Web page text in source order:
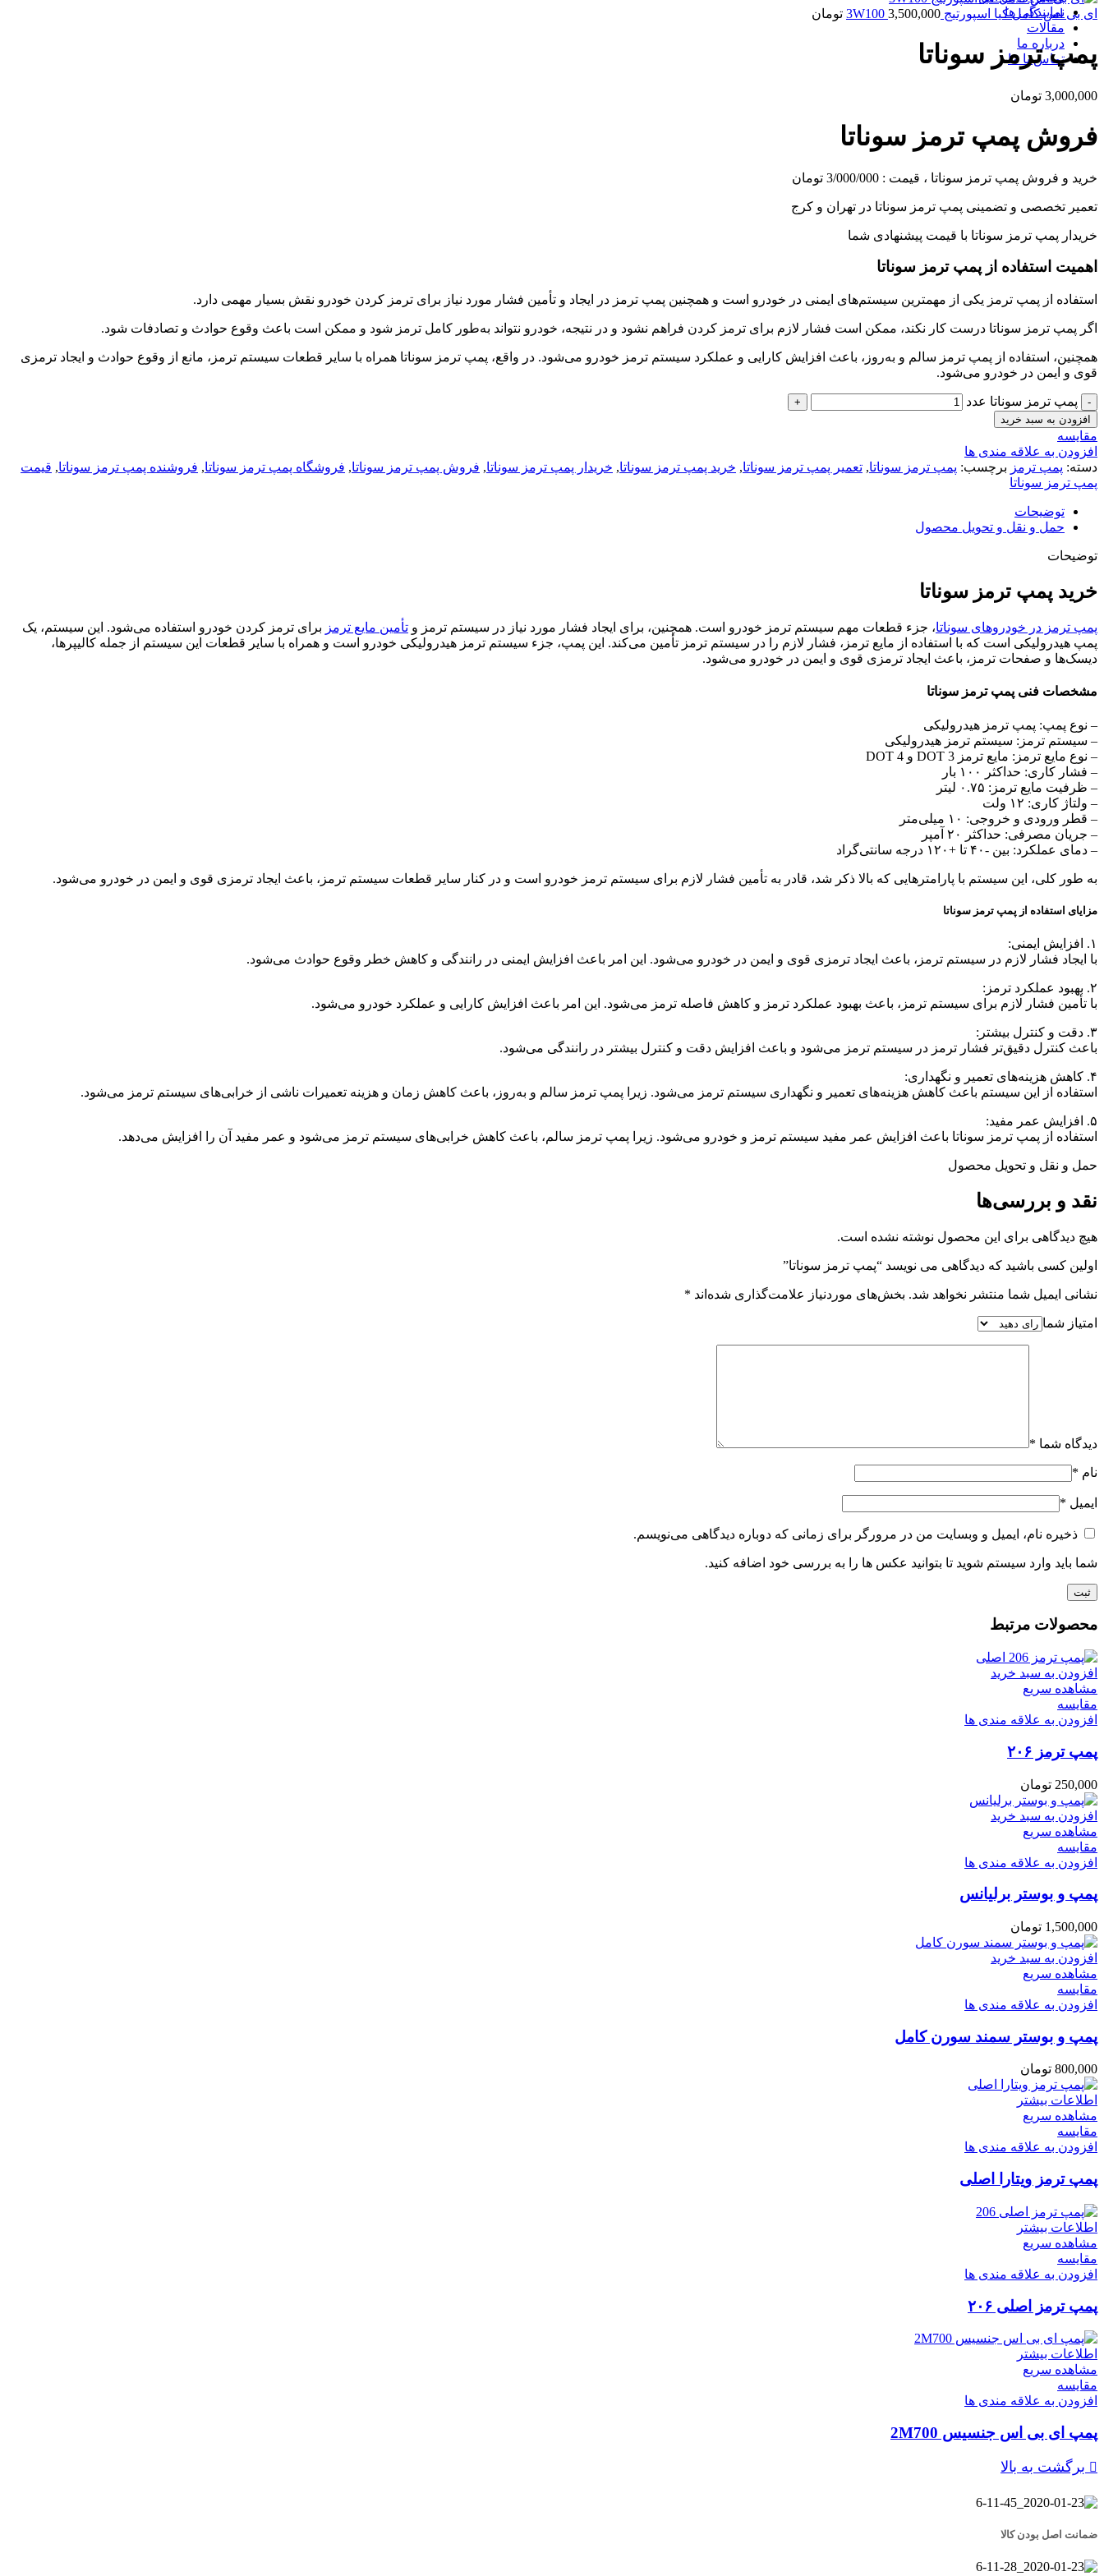
نمایندگی ها
مقالات
درباره ما
تماس با ما
ای بی اس کامل کیا اسپورتیج 3W100 3,500,000 تومان
پمپ ترمز سوناتا
3,000,000 تومان
فروش پمپ ترمز سوناتا
خرید و فروش پمپ ترمز سوناتا ، قیمت : 3/000/000 تومان
تعمیر تخصصی و تضمینی پمپ ترمز سوناتا در تهران و کرج
خریدار پمپ ترمز سوناتا با قیمت پیشنهادی شما
اهمیت استفاده از پمپ ترمز سوناتا
استفاده از پمپ ترمز یکی از مهمترین سیستم‌های ایمنی در خودرو است و همچنین پمپ ترمز در ایجاد و تأمین فشار مورد نیاز برای ترمز کردن خودرو نقش بسیار مهمی دارد.
اگر پمپ ترمز سوناتا درست کار نکند، ممکن است فشار لازم برای ترمز کردن فراهم نشود و در نتیجه، خودرو نتواند به‌طور کامل ترمز شود و ممکن است باعث وقوع حوادث و تصادفات شود.
همچنین، استفاده از پمپ ترمز سالم و به‌روز، باعث افزایش کارایی و عملکرد سیستم ترمز خودرو می‌شود. در واقع، پمپ ترمز سوناتا همراه با سایر قطعات سیستم ترمز، مانع از وقوع حوادث و ایجاد ترمزی
قوی و ایمن در خودرو می‌شود.
پمپ ترمز سوناتا عدد
افزودن به سبد خرید
مقایسه
افزودن به علاقه مندی ها
دسته: پمپ ترمز برچسب: پمپ ترمز سوناتا, تعمیر پمپ ترمز سوناتا, خرید پمپ ترمز سوناتا, خریدار پمپ ترمز سوناتا, فروش پمپ ترمز سوناتا, فروشگاه پمپ ترمز سوناتا, فروشنده پمپ ترمز سوناتا, قیمت
پمپ ترمز سوناتا
توضیحات
حمل و نقل و تحویل محصول
توضیحات
خرید پمپ ترمز سوناتا
پمپ ترمز در خودروهای سوناتا، جزء قطعات مهم سیستم ترمز خودرو است. همچنین، برای ایجاد فشار مورد نیاز در سیستم ترمز و تأمین مایع ترمز برای ترمز کردن خودرو استفاده می‌شود. این سیستم، یک
پمپ هیدرولیکی است که با استفاده از مایع ترمز، فشار لازم را در سیستم ترمز تأمین می‌کند. این پمپ، جزء سیستم ترمز هیدرولیکی خودرو است و همراه با سایر قطعات این سیستم از جمله کالیپر‌ها،
دیسک‌ها و صفحات ترمز، باعث ایجاد ترمزی قوی و ایمن در خودرو می‌شود.
مشخصات فنی پمپ ترمز سوناتا
– نوع پمپ: پمپ ترمز هیدرولیکی
– سیستم ترمز: سیستم ترمز هیدرولیکی
– نوع مایع ترمز: مایع ترمز DOT 3 و DOT 4
– فشار کاری: حداکثر ۱۰۰ بار
– ظرفیت مایع ترمز: ۰.۷۵ لیتر
– ولتاژ کاری: ۱۲ ولت
– قطر ورودی و خروجی: ۱۰ میلی‌متر
– جریان مصرفی: حداکثر ۲۰ آمپر
– دمای عملکرد: بین -۴۰ تا +۱۲۰ درجه سانتی‌گراد
به طور کلی، این سیستم با پارامترهایی که بالا ذکر شد، قادر به تأمین فشار لازم برای سیستم ترمز خودرو است و در کنار سایر قطعات سیستم ترمز، باعث ایجاد ترمزی قوی و ایمن در خودرو می‌شود.
مزایای استفاده از پمپ ترمز سوناتا
۱. افزایش ایمنی:
با ایجاد فشار لازم در سیستم ترمز، باعث ایجاد ترمزی قوی و ایمن در خودرو می‌شود. این امر باعث افزایش ایمنی در رانندگی و کاهش خطر وقوع حوادث می‌شود.
۲. بهبود عملکرد ترمز:
با تأمین فشار لازم برای سیستم ترمز، باعث بهبود عملکرد ترمز و کاهش فاصله ترمز می‌شود. این امر باعث افزایش کارایی و عملکرد خودرو می‌شود.
۳. دقت و کنترل بیشتر:
باعث کنترل دقیق‌تر فشار ترمز در سیستم ترمز می‌شود و باعث افزایش دقت و کنترل بیشتر در رانندگی می‌شود.
۴. کاهش هزینه‌های تعمیر و نگهداری:
استفاده از این سیستم باعث کاهش هزینه‌های تعمیر و نگهداری سیستم ترمز می‌شود. زیرا پمپ ترمز سالم و به‌روز، باعث کاهش زمان و هزینه تعمیرات ناشی از خرابی‌های سیستم ترمز می‌شود.
۵. افزایش عمر مفید:
استفاده از پمپ ترمز سوناتا باعث افزایش عمر مفید سیستم ترمز و خودرو می‌شود. زیرا پمپ ترمز سالم، باعث کاهش خرابی‌های سیستم ترمز می‌شود و عمر مفید آن را افزایش می‌دهد.
حمل و نقل و تحویل محصول
نقد و بررسی‌ها
هیچ دیدگاهی برای این محصول نوشته نشده است.
اولین کسی باشید که دیدگاهی می نویسد “پمپ ترمز سوناتا”
نشانی ایمیل شما منتشر نخواهد شد. بخش‌های موردنیاز علامت‌گذاری شده‌اند *
امتیاز شما
دیدگاه شما *
نام *
ایمیل *
ذخیره نام، ایمیل و وبسایت من در مرورگر برای زمانی که دوباره دیدگاهی می‌نویسم.
شما باید وارد سیستم شوید تا بتوانید عکس ها را به بررسی خود اضافه کنید.
محصولات مرتبط
افزودن به سبد خرید
مشاهده سریع
مقایسه
افزودن به علاقه مندی ها
پمپ ترمز ۲۰۶
250,000 تومان
افزودن به سبد خرید
مشاهده سریع
مقایسه
افزودن به علاقه مندی ها
پمپ و بوستر برلیانس
1,500,000 تومان
افزودن به سبد خرید
مشاهده سریع
مقایسه
افزودن به علاقه مندی ها
پمپ و بوستر سمند سورن کامل
800,000 تومان
اطلاعات بیشتر
مشاهده سریع
مقایسه
افزودن به علاقه مندی ها
پمپ ترمز ویتارا اصلی
اطلاعات بیشتر
مشاهده سریع
مقایسه
افزودن به علاقه مندی ها
پمپ ترمز اصلی ۲۰۶
اطلاعات بیشتر
مشاهده سریع
مقایسه
افزودن به علاقه مندی ها
پمپ ای بی اس جنسیس 2M700
برگشت به بالا
ضمانت اصل بودن کالا